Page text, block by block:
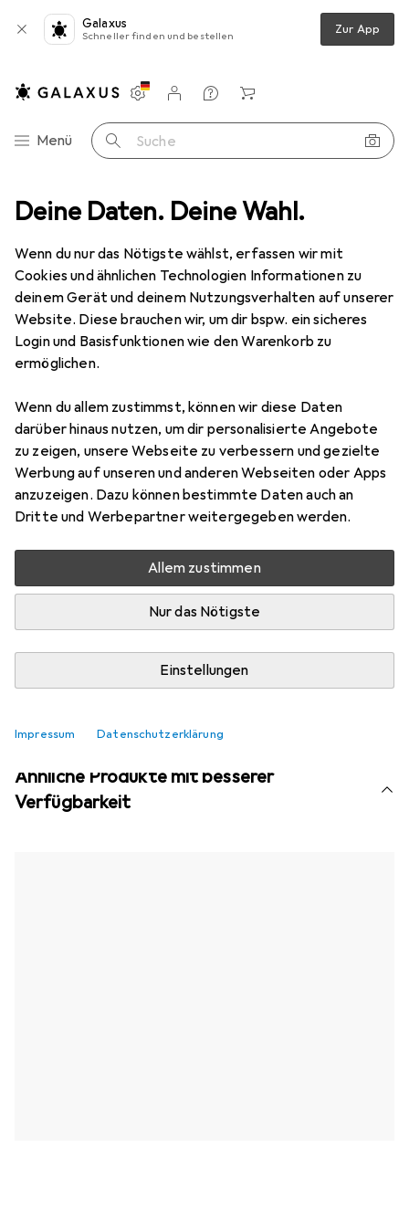
Deine Daten. Deine Wahl.
Wenn du nur das Nötigste wählst, erfassen wir mit
Cookies und ähnlichen Technologien Informationen zu
deinem Gerät und deinem Nutzungsverhalten auf unserer
Website. Diese brauchen wir, um dir bspw. ein sicheres
Login und Basisfunktionen wie den Warenkorb zu
ermöglichen.
Wenn du allem zustimmst, können wir diese Daten
darüber hinaus nutzen, um dir personalisierte Angebote
zu zeigen, unsere Webseite zu verbessern und gezielte
Werbung auf unseren und anderen Webseiten oder Apps
anzuzeigen. Dazu können bestimmte Daten auch an
Dritte und Werbepartner weitergegeben werden.
Allem zustimmen
Nur das Nötigste
Einstellungen
Impressum Datenschutzerklärung
Galaxus
Schneller finden und bestellen Zur App
Navigation nach Kategorien
Menü Suche
Einstellungen
Kundenkonto
Vergleichslisten
Merklisten
Warenkorb
Kinderteppich Pergamon Kinder Teppich Maui Kids Kinderzoo
5 Bilder
PergamonKinder Teppich Maui Kids
Kinderzoo
290 x 200 cm
1
Bewertungen Marke
Mehr von Pergamon
Aktuell nicht lieferbar
Vergleichen
Kostenloser Versand ab 30,– i
Ähnliche Produkte mit besserer
Verfügbarkeit